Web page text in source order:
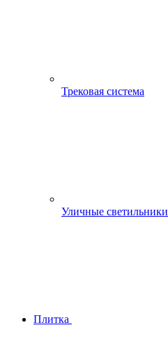
Трековая система
Уличные светильники
Плитка